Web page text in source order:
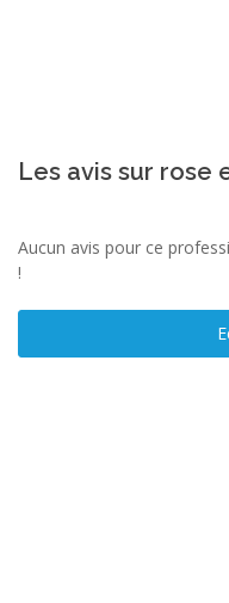
Les avis sur rose
Aucun avis pour ce
!